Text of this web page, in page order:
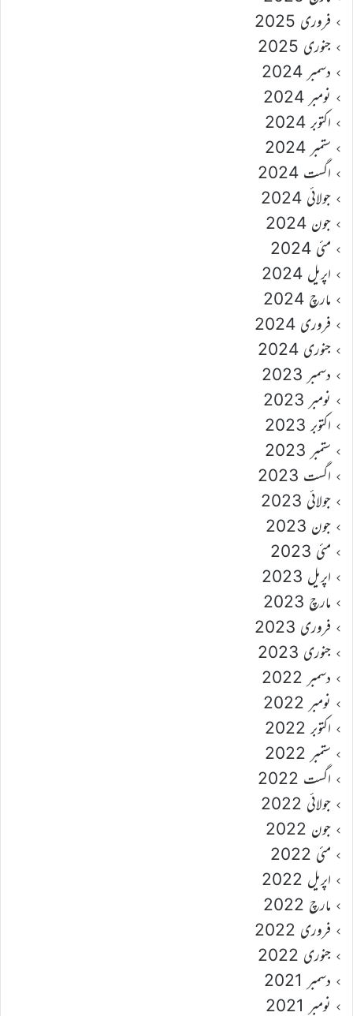
فروری 2025
جنوری 2025
دسمبر 2024
نومبر 2024
اکتوبر 2024
ستمبر 2024
اگست 2024
جولائی 2024
جون 2024
مئی 2024
اپریل 2024
مارچ 2024
فروری 2024
جنوری 2024
دسمبر 2023
نومبر 2023
اکتوبر 2023
ستمبر 2023
اگست 2023
جولائی 2023
جون 2023
مئی 2023
اپریل 2023
مارچ 2023
فروری 2023
جنوری 2023
دسمبر 2022
نومبر 2022
اکتوبر 2022
ستمبر 2022
اگست 2022
جولائی 2022
جون 2022
مئی 2022
اپریل 2022
مارچ 2022
فروری 2022
جنوری 2022
دسمبر 2021
نومبر 2021